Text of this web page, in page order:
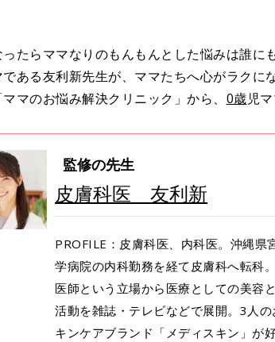
たらママなりのもんもんとした悩みは誰に
ある友利新先生が、ママたちへ心がラクに
マのお悩み解決クリニック」から、 0歳児
監修の先生
皮膚科医 友利新
PROFILE：皮膚科医、内科医。沖縄
学病院の内科勤務を経て皮膚科へ転科
医師という立場から医療としての美容
活動を雑誌・テレビなどで展開。3人
キンケアブランド「メディスキン」が